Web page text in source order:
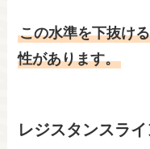
この水準を下抜け
性があります。
レジスタンスラ